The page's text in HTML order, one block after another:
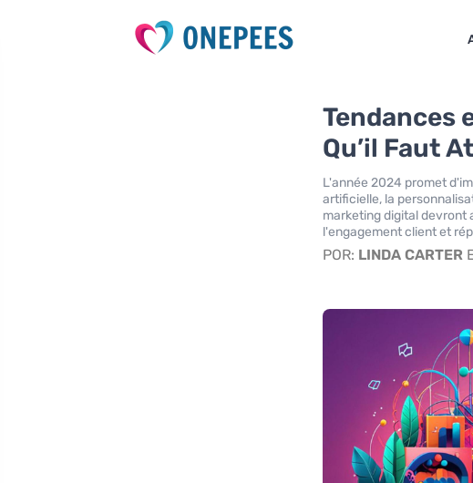
Tendances
Qu’il Faut
L'année 2024 promet
artificielle, la
marketing digital devront
l'engagement client et
POR: LINDA CARTER